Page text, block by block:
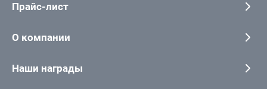
Прайс-лист
О компании
Наши награды